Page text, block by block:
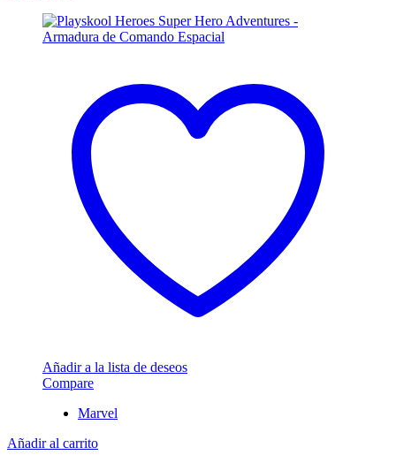
Añadir a la lista de deseos
Compare
Marvel
Añadir al carrito